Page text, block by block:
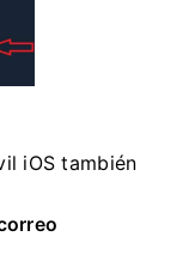
iOS también